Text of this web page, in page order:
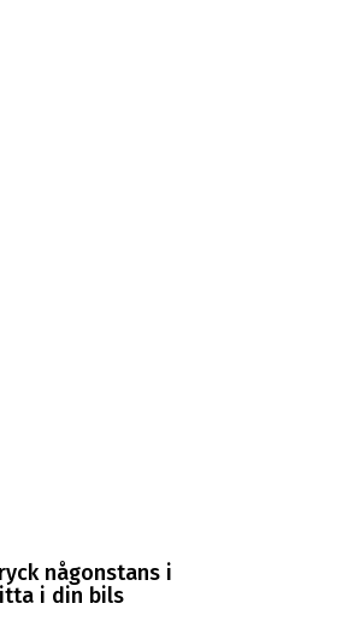
någonstans i
i din bils